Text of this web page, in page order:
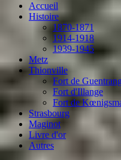
Accueil
Histoire
1870-1871
1914-1918
1939-1945
Metz
Thionville
Fort de
Fort d'Illange
Fort de
Strasbourg
Maginot
Livre d'or
Autres